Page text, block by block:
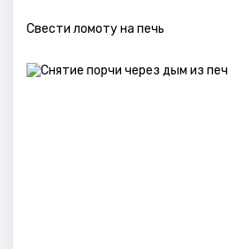
Свести ломоту на печь